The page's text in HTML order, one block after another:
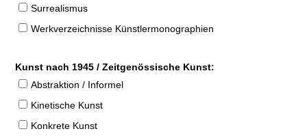
Surrealismus
Werkverzeichnisse Künstlermonographien
Kunst nach 1945 / Zeitgenössische Kunst:
Abstraktion / Informel
Kinetische Kunst
Konkrete Kunst